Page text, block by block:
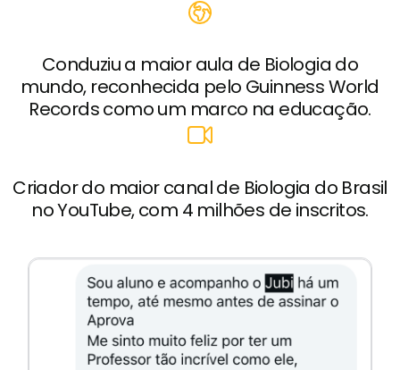
Conduziu a maior aula de Biologia do
mundo, reconhecida pelo Guinness World
Records como um marco na educação.
Criador do maior canal de Biologia do Brasil
no YouTube, com 4 milhões de inscritos.